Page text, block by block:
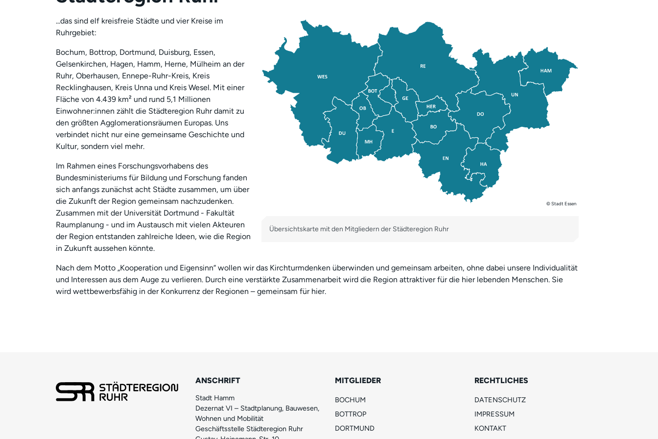
©Stadt Essen
Übersichtskarte mit den Mitgliedern der Städteregion Ruhr
...das sind elf kreisfreie Städte und vier Kreise im
Ruhrgebiet:
Bochum, Bottrop, Dortmund, Duisburg, Essen,
Gelsenkirchen, Hagen, Hamm, Herne, Mülheim an der
Ruhr, Oberhausen, Ennepe-Ruhr-Kreis, Kreis
Recklinghausen, Kreis Unna und Kreis Wesel. Mit einer
Fläche von 4.439 km² und rund 5,1 Millionen
Einwohner:innen zählt die Städteregion Ruhr damit zu
den größten Agglomerationsräumen Europas. Uns
verbindet nicht nur eine gemeinsame Geschichte und
Kultur, sondern viel mehr.
Im Rahmen eines Forschungsvorhabens des
Bundesministeriums für Bildung und Forschung fanden
sich anfangs zunächst acht Städte zusammen, um über
die Zukunft der Region gemeinsam nachzudenken.
Zusammen mit der Universität Dortmund - Fakultät
Raumplanung - und im Austausch mit vielen Akteuren
der Region entstanden zahlreiche Ideen, wie die Region
in Zukunft aussehen könnte.
Nach dem Motto „Kooperation und Eigensinn“ wollen wir das Kirchturmdenken überwinden und gemeinsam arbeiten, ohne dabei unsere Individualität
und Interessen aus dem Auge zu verlieren. Durch eine verstärkte Zusammenarbeit wird die Region attraktiver für die hier lebenden Menschen. Sie
wird wettbewerbsfähig in der Konkurrenz der Regionen – gemeinsam für hier.
ANSCHRIFT
Stadt Hamm
Dezernat VI – Stadtplanung, Bauwesen,
Wohnen und Mobilität
Geschäftsstelle Städteregion Ruhr
MITGLIEDER
BOCHUM
BOTTROP
DORTMUND
RECHTLICHES
DATENSCHUTZ
IMPRESSUM
KONTAKT